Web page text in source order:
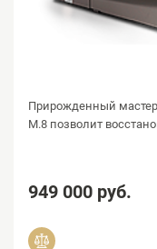
Прирожденный мастер
M.8 позволит
949 000 руб.